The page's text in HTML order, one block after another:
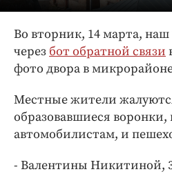
ПРОЕКТЫ
Блоги
Издания
Медиаперсона
Клиника года
Бренд года
Во вторник, 14 марта,
через бот обратной связи
фото двора в
Местные жители
образовавшиеся
автомобилистам, и
- Валентины Никитиной,